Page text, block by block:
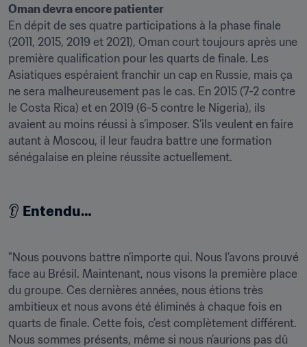
Oman devra encore patienter
En dépit de ses quatre participations à la phase finale
(2011, 2015, 2019 et 2021), Oman court toujours après une
première qualification pour les quarts de finale. Les
Asiatiques espéraient franchir un cap en Russie, mais ça
ne sera malheureusement pas le cas. En 2015 (7-2 contre
le Costa Rica) et en 2019 (6-5 contre le Nigeria), ils
avaient au moins réussi à s’imposer. S’ils veulent en faire
autant à Moscou, il leur faudra battre une formation
sénégalaise en pleine réussite actuellement.
👂 Entendu…
"Nous pouvons battre n’importe qui. Nous l’avons prouvé
face au Brésil. Maintenant, nous visons la première place
du groupe. Ces dernières années, nous étions très
ambitieux et nous avons été éliminés à chaque fois en
quarts de finale. Cette fois, c’est complètement différent.
Nous sommes présents, même si nous n’aurions pas dû